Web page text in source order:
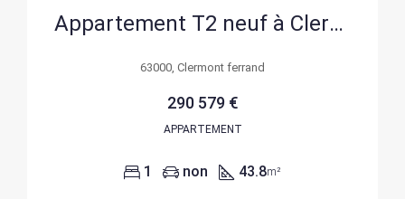
Appartement T2 neuf à Clermont-Ferrand – Livraison 2027 – 43,80 m²
63000, Clermont ferrand
290 579 €
APPARTEMENT
1 non 43.8m²